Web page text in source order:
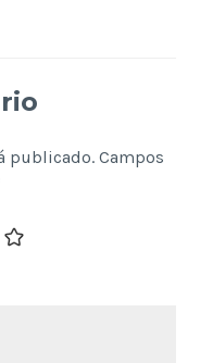
publicado. Campos